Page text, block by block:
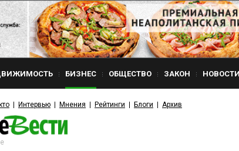
БИЗНЕС ОБЩЕСТВО ЗАКОН
Интервью Мнения Рейтинги Блоги Архив